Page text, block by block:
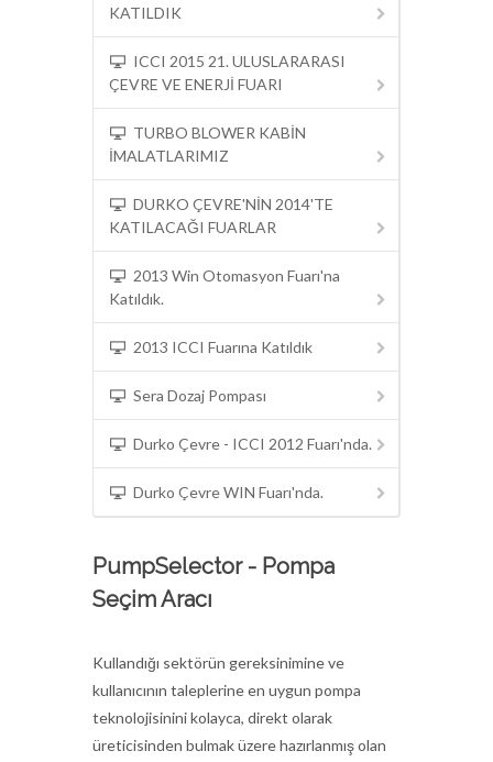
KATILDIK
ICCI 2015 21. ULUSLARARASI
ÇEVRE VE ENERJİ FUARI
TURBO BLOWER KABİN
İMALATLARIMIZ
DURKO ÇEVRE'NİN 2014'TE
KATILACAĞI FUARLAR
2013 Win Otomasyon Fuarı'na
Katıldık.
2013 ICCI Fuarına Katıldık
Sera Dozaj Pompası
Durko Çevre - ICCI 2012 Fuarı'nda.
Durko Çevre WIN Fuarı'nda.
PumpSelector - Pompa
Seçim Aracı
Kullandığı sektörün gereksinimine ve
kullanıcının taleplerine en uygun pompa
teknolojisinini kolayca, direkt olarak
üreticisinden bulmak üzere hazırlanmış olan